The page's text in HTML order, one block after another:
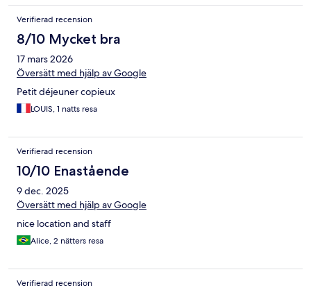
Verifierad recension
8/10 Mycket bra
17 mars 2026
Översätt med hjälp av Google
Petit déjeuner copieux
LOUIS, 1 natts resa
Verifierad recension
10/10 Enastående
9 dec. 2025
Översätt med hjälp av Google
nice location and staff
Alice, 2 nätters resa
Verifierad recension